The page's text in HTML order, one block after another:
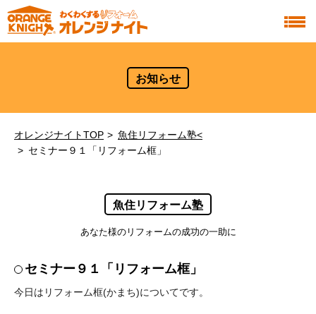
お知らせ
オレンジナイトTOP
魚住リフォーム塾<
セミナー９１「リフォーム框」
魚住リフォーム塾
あなた様のリフォームの成功の一助に
セミナー９１「リフォーム框」
今日はリフォーム框(かまち)についてです。